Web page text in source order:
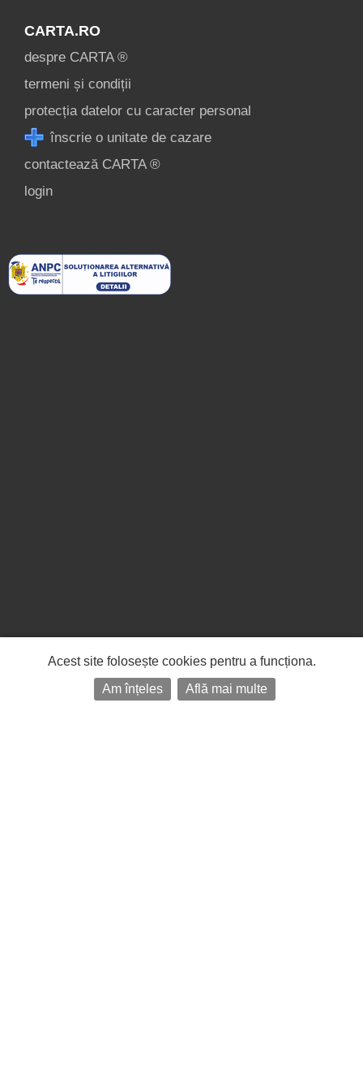
login
CARTA.RO
despre CARTA ®
termeni și condiții
protecția datelor cu caracter personal
înscrie o unitate de cazare
contactează CARTA ®
login
Acest site folosește cookies pentru a funcționa.
Am înțeles
Află mai multe